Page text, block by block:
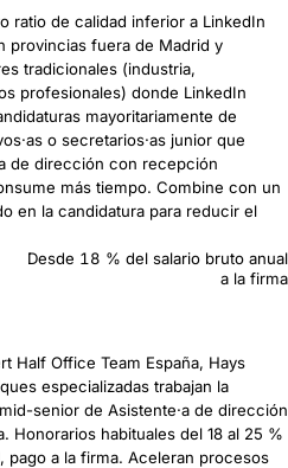
ratio de calidad inferior a LinkedIn
provincias fuera de Madrid y
tradicionales (industria,
profesionales) donde LinkedIn
mayoritariamente de
o secretarios·as junior que
de dirección con recepción
más tiempo. Combine con un
en la candidatura para reducir el
Desde 18 % del salario bruto anual
a la firma
Half Office Team España, Hays
especializadas trabajan la
senior de Asistente·a de dirección
Honorarios habituales del 18 al 25 %
pago a la firma. Aceleran procesos